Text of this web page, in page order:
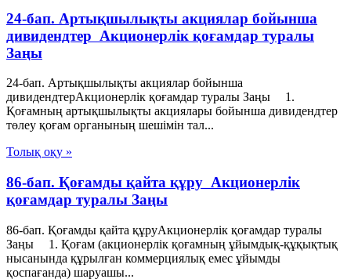
24-бап. Артықшылықты акциялар бойынша
дивидендтер Акционерлік қоғамдар туралы
Заңы
24-бап. Артықшылықты акциялар бойынша
дивидендтерАкционерлік қоғамдар туралы Заңы 1.
Қоғамның артықшылықты акциялары бойынша дивидендтер
төлеу қоғам органының шешімін тал...
Толық оқу »
86-бап. Қоғамды қайта құру Акционерлік
қоғамдар туралы Заңы
86-бап. Қоғамды қайта құруАкционерлік қоғамдар туралы
Заңы 1. Қоғам (акционерлiк қоғамның ұйымдық-құқықтық
нысанында құрылған коммерциялық емес ұйымды
қоспағанда) шаруашы...